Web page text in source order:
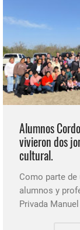
Alumnos
vivieron dos
cultural.
Como parte
alumnos y
Privada